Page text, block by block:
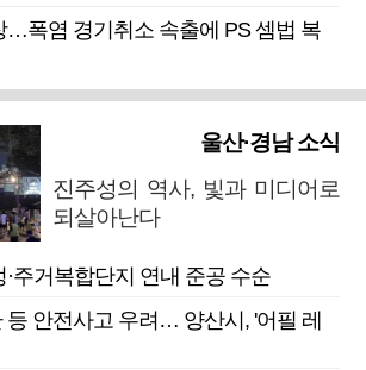
…폭염 경기취소 속출에 PS 셈법 복
울산·경남 소식
진주성의 역사, 빛과 미디어로
되살아난다
주거복합단지 연내 준공 수순
등 안전사고 우려… 양산시, '어필 레